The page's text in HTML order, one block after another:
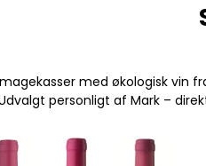
med økologisk vin
personligt af Mark –